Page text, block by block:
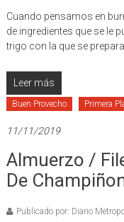
Cuando pensamos en
de ingredientes que se le
trigo con la que se
Leer más
Buen Provecho Primera
11/11/2019
Almuerzo /
De
Publicado por: Diario